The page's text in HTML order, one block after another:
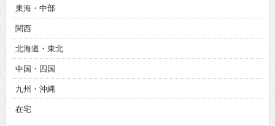
東海・中部
関西
北海道・東北
中国・四国
九州・沖縄
在宅